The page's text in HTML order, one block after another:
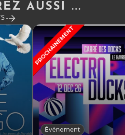
AUSSI ...
PROCHAINEMENT
Événement